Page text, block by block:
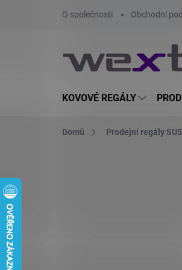
O společnosti Obchodní
KOVOVÉ REGÁLY
Domů Prodejní regály SU5